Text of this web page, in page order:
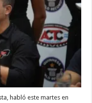
habló este martes en